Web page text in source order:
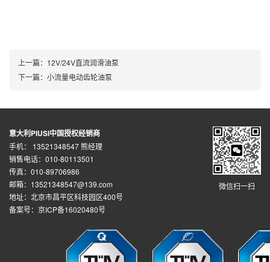
上一篇： 12V/24V直流润滑油泵
下一篇： 小流量电动齿轮油泵
微信扫一扫
意大利PIUSI中国授权经销商
手机： 13521348547 熊经理
销售电话：010-80113501
传真：010-89706986
邮箱：13521348547@139.com
地址：北京市昌平区科技园区400号
备案号：京ICP备16020480号